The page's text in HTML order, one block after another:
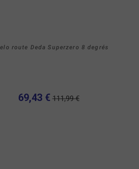
route Deda Superzero 8 degrés
69,43 € 111,99 €